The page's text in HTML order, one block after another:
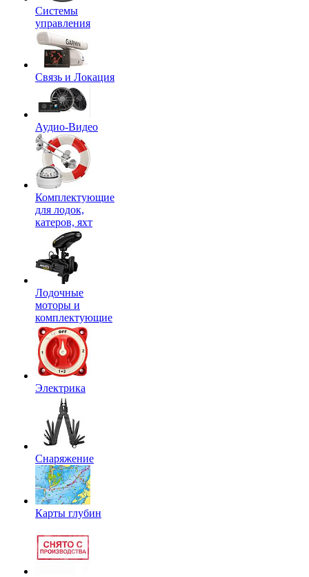
Системы
управления
Связь и Локация
Аудио-Видео
Комплектующие
для лодок,
катеров, яхт
Лодочные
моторы и
комплектующие
Электрика
Снаряжение
Карты глубин